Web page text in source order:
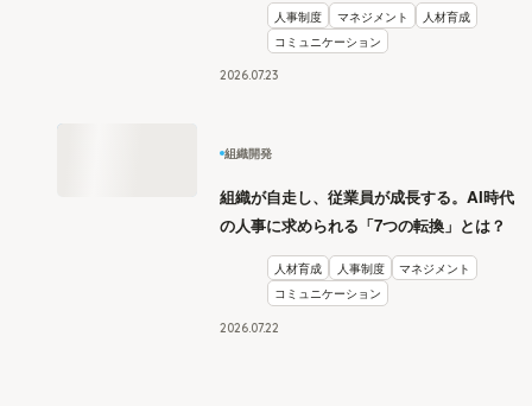
人事制度 マネジメント
人材育成
コミュニケーション
2026.0723
組織開発
組織が自走し、従業員が成長する。AI時代
の人事に求められる「7つの転換」とは？
人材育成 人事制度
マネジメント
コミュニケーション
2026 0722